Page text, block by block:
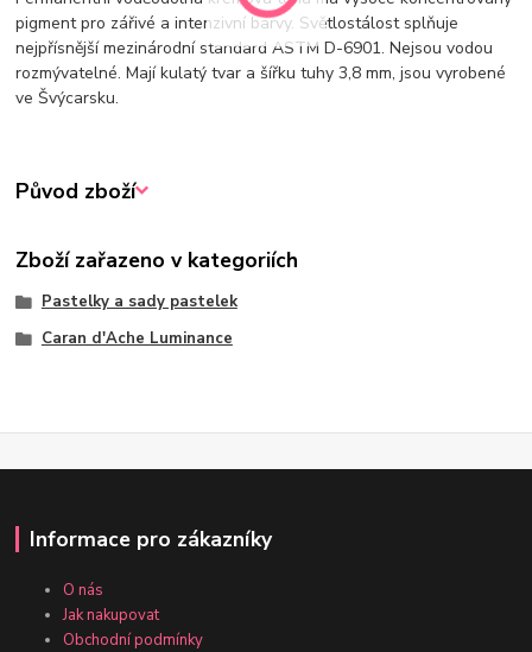
pigment pro zářivé a intenzivní barvy. Světlostálost splňuje
nejpřísnější mezinárodní standard ASTM D-6901. Nejsou vodou
rozmývatelné. Mají kulatý tvar a šířku tuhy 3,8 mm, jsou vyrobené
ve Švýcarsku.
Původ zboží
Zboží zařazeno v kategoriích
Pastelky a sady pastelek
Caran d'Ache Luminance
Informace pro zákazníky
O nás
Jak nakupovat
Obchodní podmínky